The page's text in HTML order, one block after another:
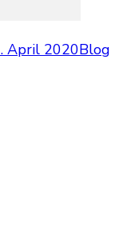
April 2020Blog